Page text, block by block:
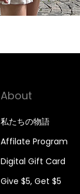
About
私たちの物語
Affilate Program
Digital Gift Card
Give $5, Get $5